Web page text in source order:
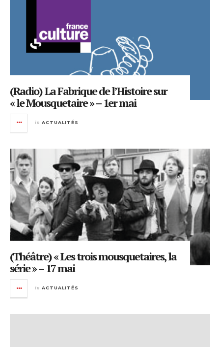
(Radio) La Fabrique de l’Histoire sur
« le Mousquetaire » – 1er mai
in ACTUALITÉS
(Théâtre) « Les trois mousquetaires, la
série » – 17 mai
in ACTUALITÉS